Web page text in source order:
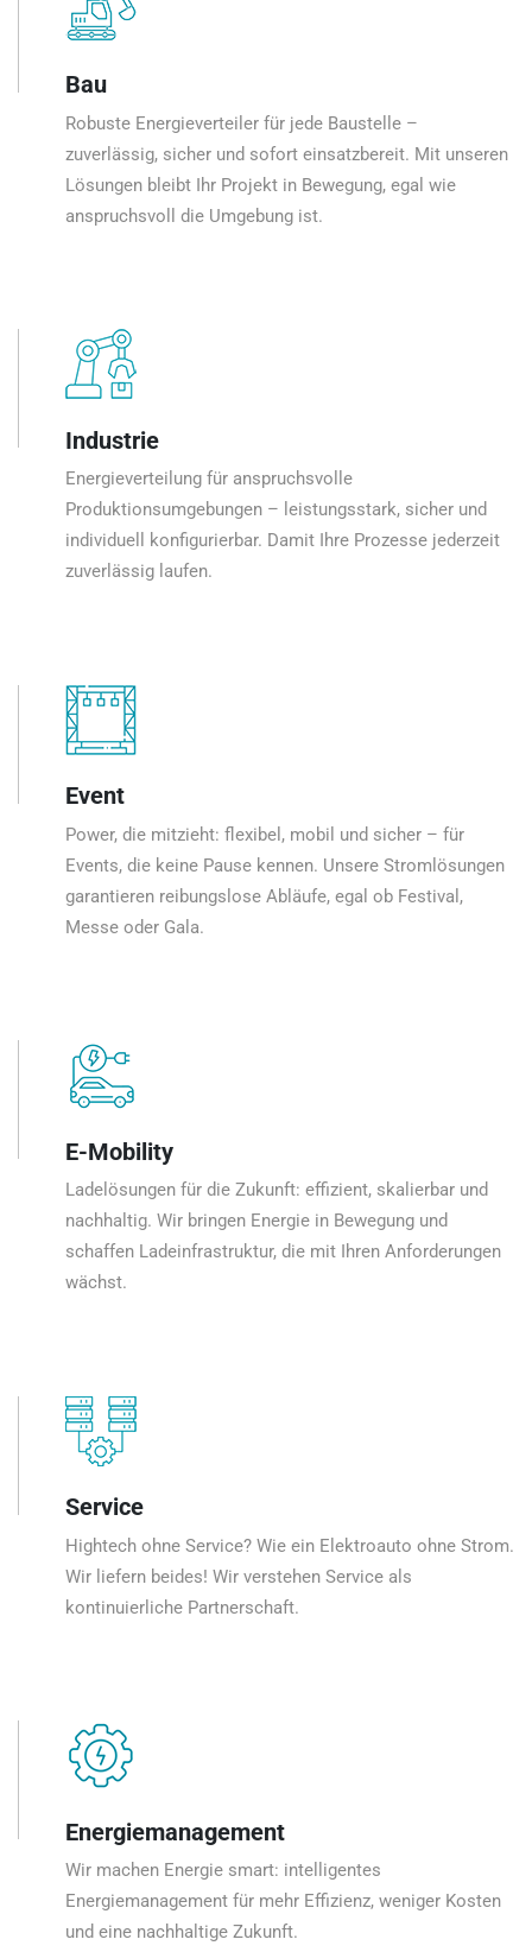
Bau
Robuste Energieverteiler für jede Baustelle –
zuverlässig, sicher und sofort einsatzbereit. Mit unseren
Lösungen bleibt Ihr Projekt in Bewegung, egal wie
anspruchsvoll die Umgebung ist.
Industrie
Energieverteilung für anspruchsvolle
Produktionsumgebungen – leistungsstark, sicher und
individuell konfigurierbar. Damit Ihre Prozesse jederzeit
zuverlässig laufen.
Event
Power, die mitzieht: flexibel, mobil und sicher – für
Events, die keine Pause kennen. Unsere Stromlösungen
garantieren reibungslose Abläufe, egal ob Festival,
Messe oder Gala.
E-Mobility
Ladelösungen für die Zukunft: effizient, skalierbar und
nachhaltig. Wir bringen Energie in Bewegung und
schaffen Ladeinfrastruktur, die mit Ihren Anforderungen
wächst.
Service
Hightech ohne Service? Wie ein Elektroauto ohne Strom.
Wir liefern beides! Wir verstehen Service als
kontinuierliche Partnerschaft.
Energiemanagement
Wir machen Energie smart: intelligentes
Energiemanagement für mehr Effizienz, weniger Kosten
und eine nachhaltige Zukunft.